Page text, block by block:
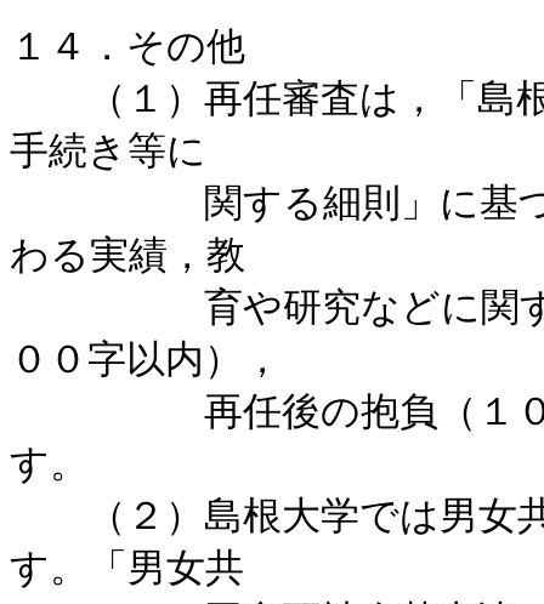
１４．その他
（１）再任審査は，「島根
手続き等に
関する細則」に基づき
わる実績，教
育や研究などに関する
００字以内），
再任後の抱負（１００
す。
（２）島根大学では男女
す。「男女共